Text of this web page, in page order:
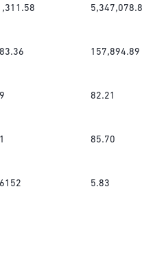
157,894.89
82.21
85.70
5.83